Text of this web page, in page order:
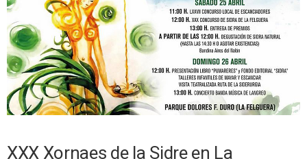
XXX Xornaes de la Sidre en La